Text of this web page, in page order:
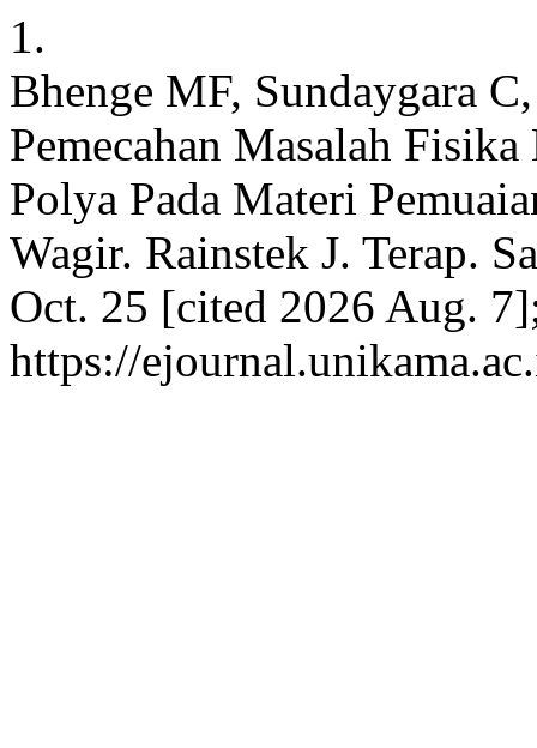
1.
Bhenge MF, Sundaygara
Pemecahan Masalah
Polya Pada Materi
Wagir. Rainstek J. Terap.
Oct. 25 [cited 2026 Aug.
https://